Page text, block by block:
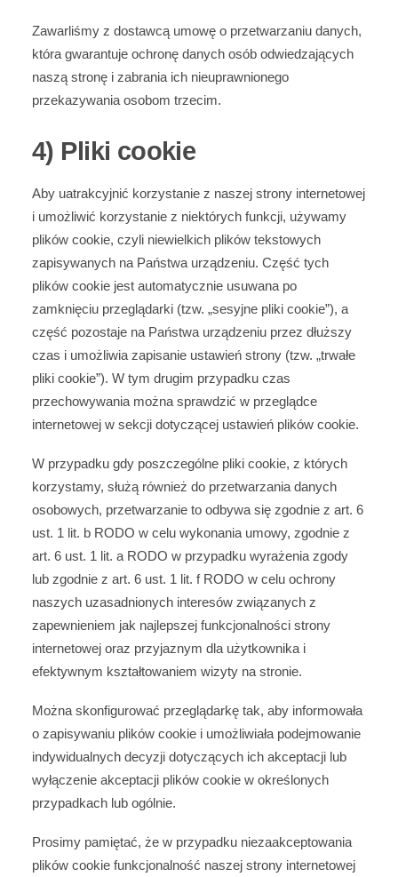
Zawarliśmy z dostawcą umowę o przetwarzaniu danych,
która gwarantuje ochronę danych osób odwiedzających
naszą stronę i zabrania ich nieuprawnionego
przekazywania osobom trzecim.
4) Pliki cookie
Aby uatrakcyjnić korzystanie z naszej strony internetowej
i umożliwić korzystanie z niektórych funkcji, używamy
plików cookie, czyli niewielkich plików tekstowych
zapisywanych na Państwa urządzeniu. Część tych
plików cookie jest automatycznie usuwana po
zamknięciu przeglądarki (tzw. „sesyjne pliki cookie”), a
część pozostaje na Państwa urządzeniu przez dłuższy
czas i umożliwia zapisanie ustawień strony (tzw. „trwałe
pliki cookie”). W tym drugim przypadku czas
przechowywania można sprawdzić w przeglądce
internetowej w sekcji dotyczącej ustawień plików cookie.
W przypadku gdy poszczególne pliki cookie, z których
korzystamy, służą również do przetwarzania danych
osobowych, przetwarzanie to odbywa się zgodnie z art. 6
ust. 1 lit. b RODO w celu wykonania umowy, zgodnie z
art. 6 ust. 1 lit. a RODO w przypadku wyrażenia zgody
lub zgodnie z art. 6 ust. 1 lit. f RODO w celu ochrony
naszych uzasadnionych interesów związanych z
zapewnieniem jak najlepszej funkcjonalności strony
internetowej oraz przyjaznym dla użytkownika i
efektywnym kształtowaniem wizyty na stronie.
Można skonfigurować przeglądarkę tak, aby informowała
o zapisywaniu plików cookie i umożliwiała podejmowanie
indywidualnych decyzji dotyczących ich akceptacji lub
wyłączenie akceptacji plików cookie w określonych
przypadkach lub ogólnie.
Prosimy pamiętać, że w przypadku niezaakceptowania
plików cookie funkcjonalność naszej strony internetowej